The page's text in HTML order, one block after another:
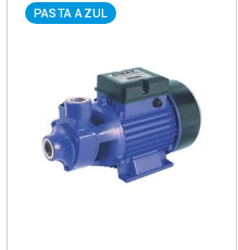
PASTA AZUL